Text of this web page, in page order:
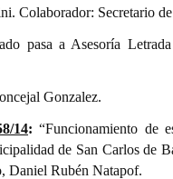
Colaborador: Secretario
pasa a Asesoría
Gonzalez.
14: “Funcionamiento de
de San Carlos de
Daniel Rubén Natapof.